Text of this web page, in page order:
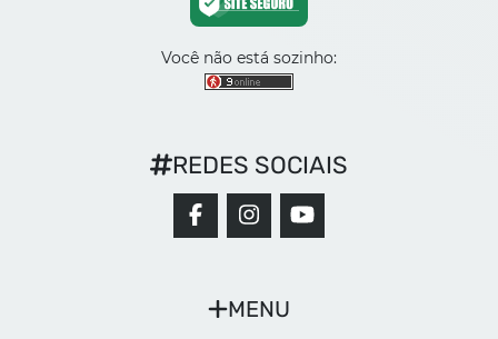
Você não está sozinho:
MENU
REDES SOCIAIS